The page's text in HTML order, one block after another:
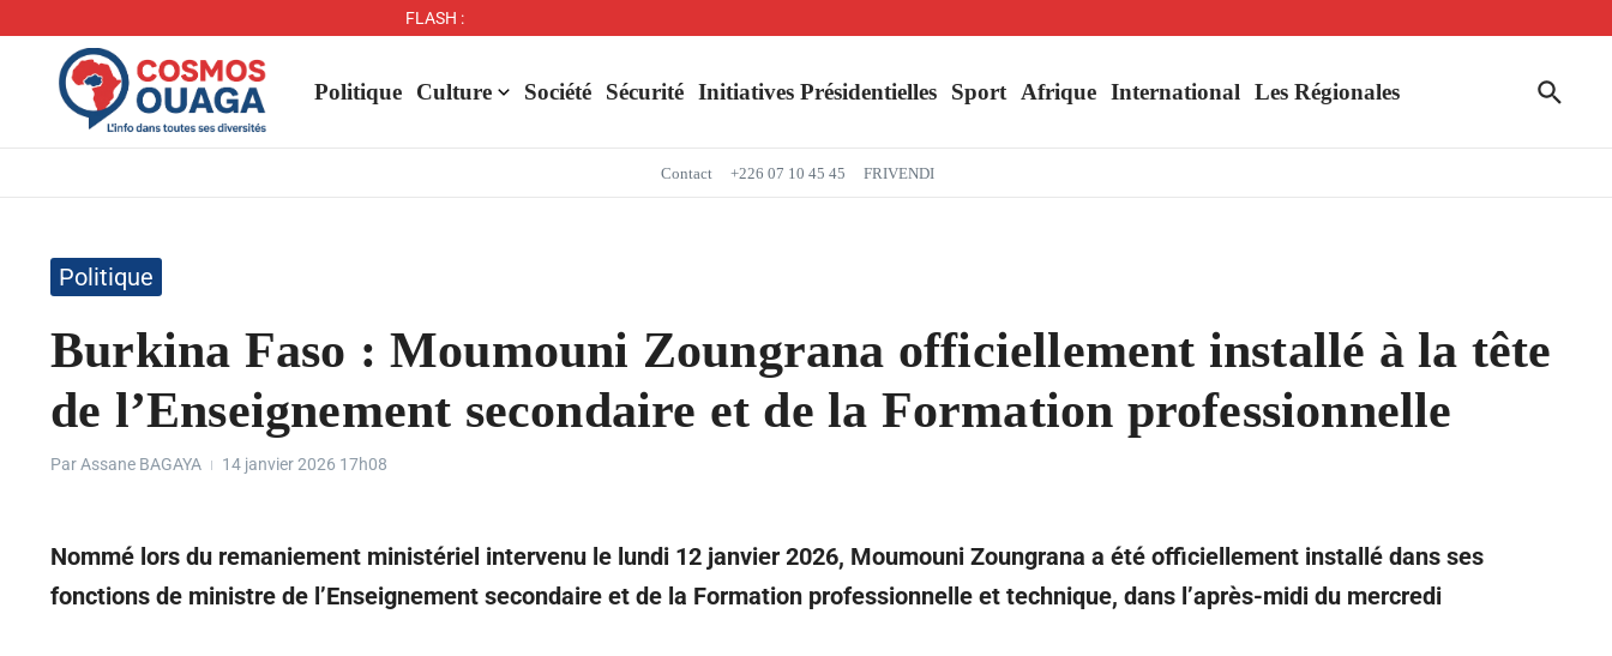
FLASH :
Mbappé entre dans l’histoire des Bleus
Politique Culture Société Sécurité Initiatives Présidentielles Sport Afrique International Les Régionales
Contact +226 07 10 45 45 FRIVENDI
Politique
Burkina Faso : Moumouni Zoungrana officiellement installé à la tête
de l’Enseignement secondaire et de la Formation professionnelle
ParAssane BAGAYA 14 janvier 2026 17h08
Nommé lors du remaniement ministériel intervenu le lundi 12 janvier 2026, Moumouni Zoungrana a été officiellement installé dans ses
fonctions de ministre de l’Enseignement secondaire et de la Formation professionnelle et technique, dans l’après-midi du mercredi